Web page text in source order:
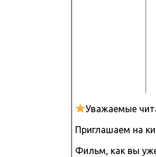
Уважаемые
Приглашаем на
Фильм, как вы